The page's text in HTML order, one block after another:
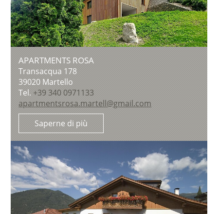
APARTMENTS ROSA
Transacqua 178
39020 Martello
Tel. +39 340 0971133
apartmentsrosa.martell@gmail.com
Saperne di più